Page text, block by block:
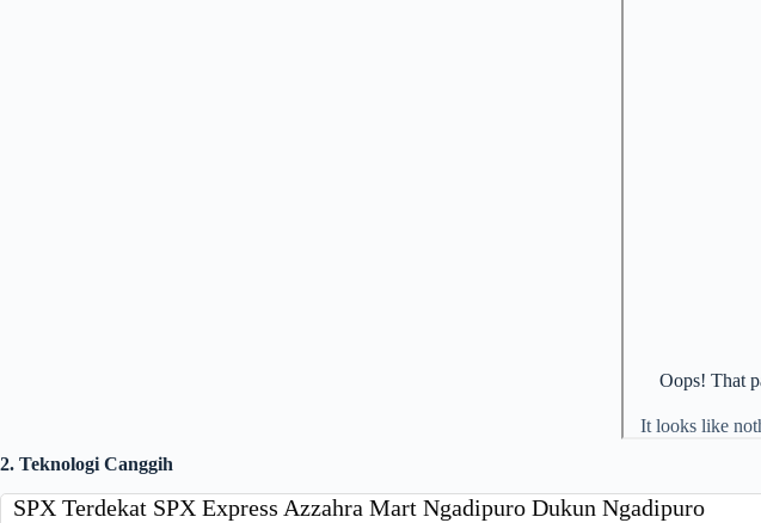
2. Teknologi Canggih
SPX Terdekat SPX Express Azzahra Mart Ngadipuro Dukun Ngadipuro